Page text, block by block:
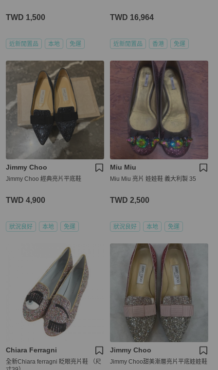
TWD 1,500
近新閒置品 本地 免運
TWD 16,964
近新閒置品 香港 免運
Jimmy Choo
Jimmy Choo 經典亮片平底鞋
TWD 4,900
狀況良好 本地 免運
Miu Miu
Miu Miu 亮片 娃娃鞋 義大利製 35
TWD 2,500
狀況良好 本地 免運
Chiara Ferragni
全新Chiara ferragni 眨眼亮片鞋 （尺
Jimmy Choo
Jimmy Choo甜美漸層亮片平底娃娃鞋